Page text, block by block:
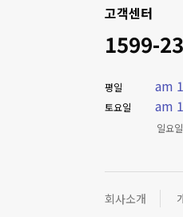
고객센터
1599-
평일 am
토요일 am
일요
회사소개